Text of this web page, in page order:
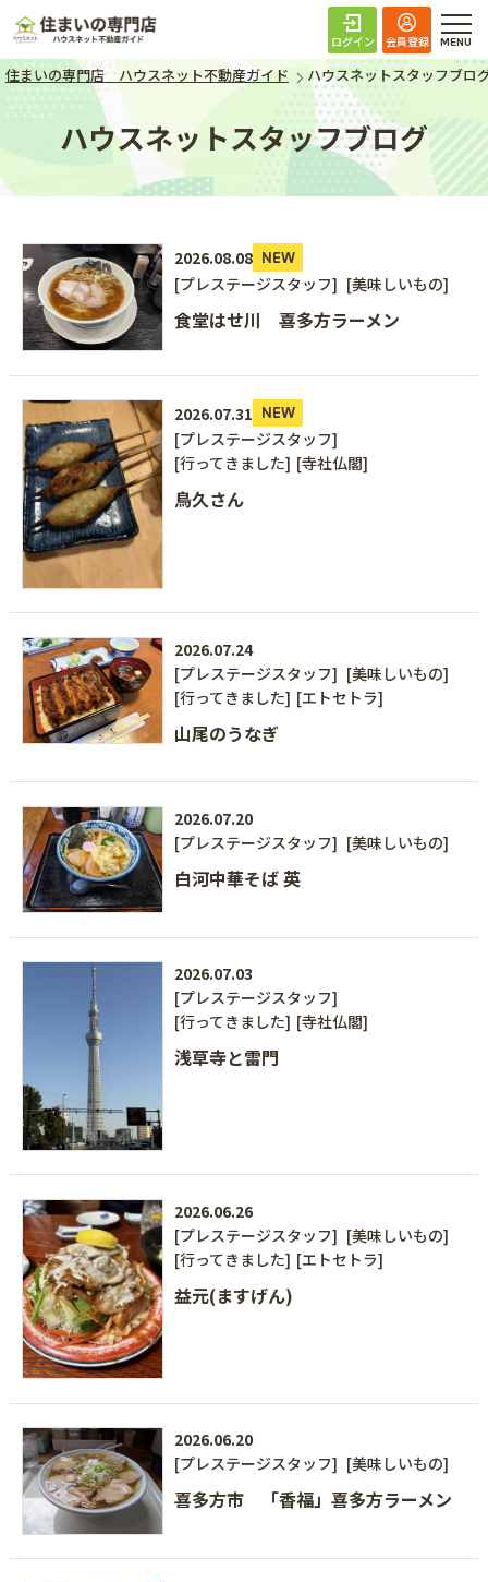
住まいの専門店 ハ
ログイン 会員登録
住まいの専門店 ハウスネット不動産ガイド ハウスネットスタッフブロ
ハウスネットスタッフブログ
2026.08.08 NEW
[プレステージスタッフ] [美味しいもの]
食堂はせ川 喜多方ラーメン
2026.07.31 NEW
[プレステージスタッフ]
[行ってきました] [寺社仏閣]
鳥久さん
2026.07.24
[プレステージスタッフ] [美味しいもの]
[行ってきました] [エトセトラ]
山尾のうなぎ
2026.07.20
[プレステージスタッフ] [美味しいもの]
白河中華そば 英
2026.07.03
[プレステージスタッフ]
[行ってきました] [寺社仏閣]
浅草寺と雷門
2026.06.26
[プレステージスタッフ] [美味しいもの]
[行ってきました] [エトセトラ]
益元(ますげん)
2026.06.20
[プレステージスタッフ] [美味しいもの]
喜多方市 「香福」喜多方ラーメン